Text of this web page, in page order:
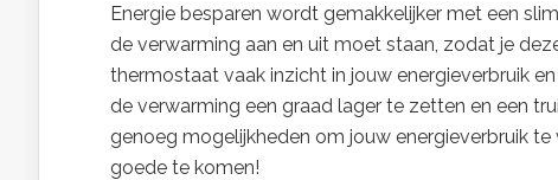
Energie besparen wordt gemakkelijker met een
de verwarming aan en uit moet staan, zodat je
thermostaat vaak inzicht in jouw energieverbruik
de verwarming een graad lager te zetten en een
genoeg mogelijkheden om jouw energieverbruik
goede te komen!